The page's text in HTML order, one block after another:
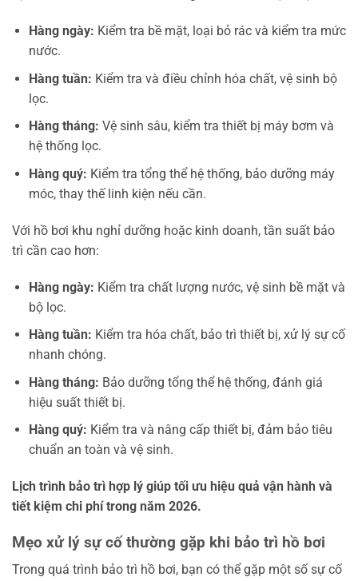
Hàng ngày: Kiểm tra bề mặt, loại bỏ rác và kiểm tra mức
nước.
Hàng tuần: Kiểm tra và điều chỉnh hóa chất, vệ sinh bộ
lọc.
Hàng tháng: Vệ sinh sâu, kiểm tra thiết bị máy bơm và
hệ thống lọc.
Hàng quý: Kiểm tra tổng thể hệ thống, bảo dưỡng máy
móc, thay thế linh kiện nếu cần.
Với hồ bơi khu nghỉ dưỡng hoặc kinh doanh, tần suất bảo
trì cần cao hơn:
Hàng ngày: Kiểm tra chất lượng nước, vệ sinh bề mặt và
bộ lọc.
Hàng tuần: Kiểm tra hóa chất, bảo trì thiết bị, xử lý sự cố
nhanh chóng.
Hàng tháng: Bảo dưỡng tổng thể hệ thống, đánh giá
hiệu suất thiết bị.
Hàng quý: Kiểm tra và nâng cấp thiết bị, đảm bảo tiêu
chuẩn an toàn và vệ sinh.
Lịch trình bảo trì hợp lý giúp tối ưu hiệu quả vận hành và
tiết kiệm chi phí trong năm 2026.
Mẹo xử lý sự cố thường gặp khi bảo trì hồ bơi
Trong quá trình bảo trì hồ bơi, bạn có thể gặp một số sự cố